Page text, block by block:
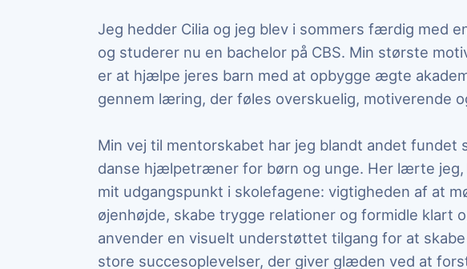
Jeg hedder Cilia og jeg blev i sommers færdig med
og studerer nu en bachelor på CBS. Min største
er at hjælpe jeres barn med at opbygge ægte
gennem læring, der føles overskuelig, motiverende
Min vej til mentorskabet har jeg blandt andet fundet
danse hjælpetræner for børn og unge. Her lærte jeg,
mit udgangspunkt i skolefagene: vigtigheden af at
øjenhøjde, skabe trygge relationer og formidle klart
anvender en visuelt understøttet tilgang for at skabe
store succesoplevelser, der giver glæden ved at